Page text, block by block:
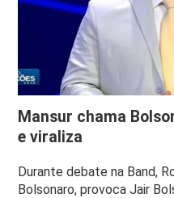
Mansur chama
e viraliza
Durante debate na Band,
Bolsonaro, provoca Jair